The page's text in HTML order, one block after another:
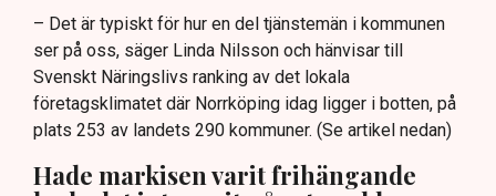
– Det är typiskt för hur en del tjänstemän i kommunen
ser på oss, säger Linda Nilsson och hänvisar till
Svenskt Näringslivs ranking av det lokala
företagsklimatet där Norrköping idag ligger i botten, på
plats 253 av landets 290 kommuner. (Se artikel nedan)
Hade markisen varit frihängande